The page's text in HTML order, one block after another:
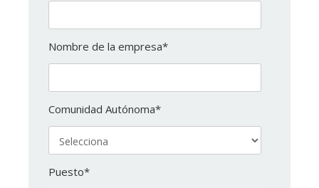
Nombre de la empresa*
Comunidad Autónoma*
Puesto*